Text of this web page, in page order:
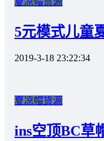
5元模式儿童
2019-3-18 23:22:34
夏凉帽货源
ins空顶BC草